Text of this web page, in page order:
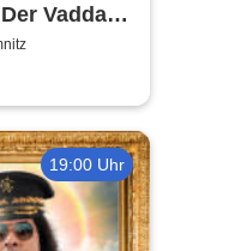
Vadda -
19:00 Uhr